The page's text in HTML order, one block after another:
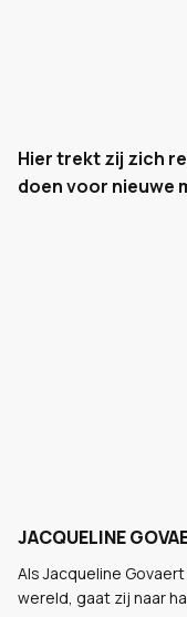
Hier trekt zij zich
doen voor nieuwe
JACQUELINE
Als Jacqueline
wereld, gaat zij naar